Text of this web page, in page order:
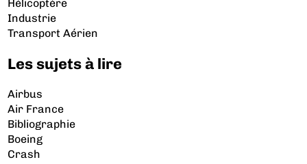
Hélicoptère
Industrie
Transport Aérien
Les sujets à lire
Airbus
Air France
Bibliographie
Boeing
Crash